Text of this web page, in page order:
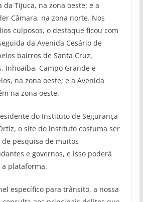
da Tijuca, na zona oeste; e a
Câmara, na zona norte. Nos
culposos, o destaque ficou com
da Avenida Cesário de
bairros de Santa Cruz,
Inhoaíba, Campo Grande e
na zona oeste; e a Avenida
na zona oeste.
do Instituto de Segurança
o site do instituto costuma ser
pesquisa de muitos
e governos, e isso poderá
plataforma.
específico para trânsito, a nossa